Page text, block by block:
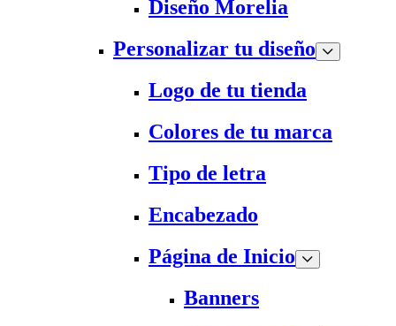
Diseño Morelia
Personalizar tu diseño
Logo de tu tienda
Colores de tu marca
Tipo de letra
Encabezado
Página de Inicio
Banners